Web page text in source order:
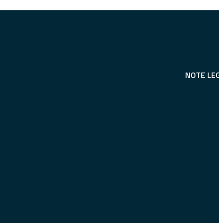
NOTE